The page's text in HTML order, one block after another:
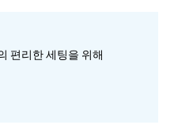
편리한 세팅을 위해